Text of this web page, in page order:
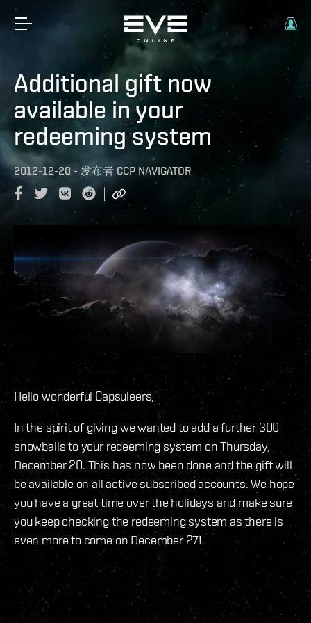
Additional gift now
available in your
redeeming system
2012-12-20 - 发布者 CCP NAVIGATOR
Hello wonderful Capsuleers,
In the spirit of giving we wanted to add a further 300
snowballs to your redeeming system on Thursday,
December 20. This has now been done and the gift will
be available on all active subscribed accounts. We hope
you have a great time over the holidays and make sure
you keep checking the redeeming system as there is
even more to come on December 27!